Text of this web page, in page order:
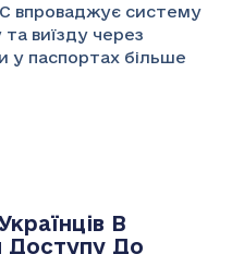
впроваджує систему
та виїзду через
у паспортах більше
В
Доступу До